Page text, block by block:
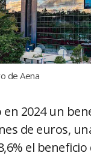
de Aena
2024 un
de euros,
el beneficio